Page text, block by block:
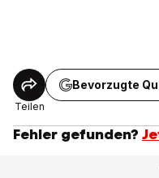
Teilen
Bevorzugte
Fehler gefunden?